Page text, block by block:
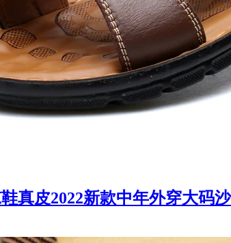
真皮2022新款中年外穿大码